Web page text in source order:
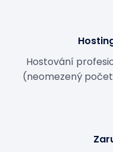
Hostování
(neomezený